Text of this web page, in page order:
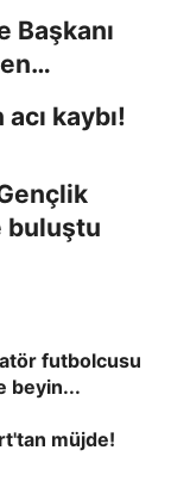
Başkanı
kaybı!
buluştu
futbolcusu
beyin...
müjde!